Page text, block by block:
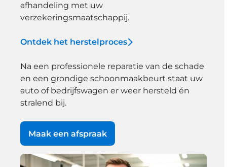
afhandeling met uw
verzekeringsmaatschappij.
Ontdek het herstelproces
Na een professionele reparatie van de schade
en een grondige schoonmaakbeurt staat uw
auto of bedrijfswagen er weer hersteld én
stralend bij.
Maak een afspraak